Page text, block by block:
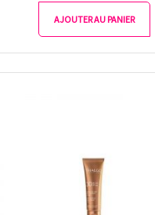
AJOUTER AU PANIER